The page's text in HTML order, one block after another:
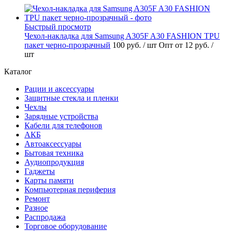
Быстрый просмотр
Чехол-накладка для Samsung A305F A30 FASHION TPU
пакет черно-прозрачный 100 руб. / шт Опт от 12 руб. /
шт
Каталог
Рации и аксессуары
Защитные стекла и пленки
Чехлы
Зарядные устройства
Кабели для телефонов
АКБ
Автоаксессуары
Бытовая техника
Аудиопродукция
Гаджеты
Карты памяти
Компьютерная периферия
Ремонт
Разное
Распродажа
Торговое оборудование